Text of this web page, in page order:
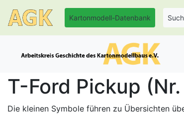
Kartonmodell-Datenbank
T-Ford Pickup (Nr.
Die kleinen Symbole führen zu Übersichten